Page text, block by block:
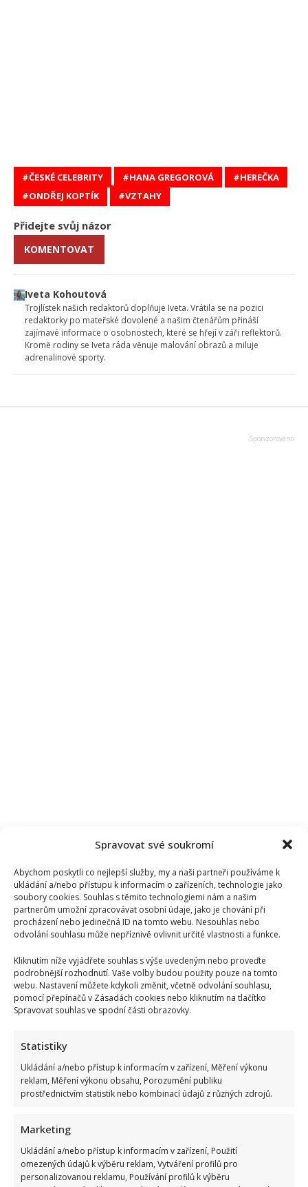
Spravovat své soukromí
Abychom poskytli co nejlepší služby, my a naši partneři používáme k
ukládání a/nebo přístupu k informacím o zařízeních, technologie jako
soubory cookies. Souhlas s těmito technologiemi nám a našim
partnerům umožní zpracovávat osobní údaje, jako je chování při
procházení nebo jedinečná ID na tomto webu. Nesouhlas nebo
odvolání souhlasu může nepříznivě ovlivnit určité vlastnosti a funkce.
Kliknutím níže vyjádřete souhlas s výše uvedeným nebo proveďte
podrobnější rozhodnutí. Vaše volby budou použity pouze na tomto
webu. Nastavení můžete kdykoli změnit, včetně odvolání souhlasu,
pomocí přepínačů v Zásadách cookies nebo kliknutím na tlačítko
Spravovat souhlas ve spodní části obrazovky.
Statistiky
Ukládání a/nebo přístup k informacím v zařízení, Měření výkonu
reklam, Měření výkonu obsahu, Porozumění publiku
prostřednictvím statistik nebo kombinací údajů z různých zdrojů.
Marketing
Ukládání a/nebo přístup k informacím v zařízení, Použití
omezených údajů k výběru reklam, Vytváření profilů pro
personalizovanou reklamu, Používání profilů k výběru
ČESKÉ CELEBRITY HANA GREGOROVÁ
HEREČKA
ONDŘEJ KOPTÍK
VZTAHY
Přidejte svůj názor
KOMENTOVAT
Iveta Kohoutová
Trojlístek našich redaktorů doplňuje Iveta. Vrátila se na pozici
redaktorky po mateřské dovolené a našim čtenářům přináší
zajímavé informace o osobnostech, které se hřejí v záři reflektorů.
Kromě rodiny se Iveta ráda věnuje malování obrazů a miluje
adrenalinové sporty.